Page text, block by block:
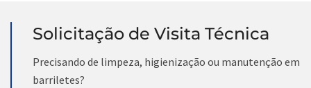
Solicitação de Visita Técnica
Precisando de limpeza, higienização ou manutenção em
barriletes?